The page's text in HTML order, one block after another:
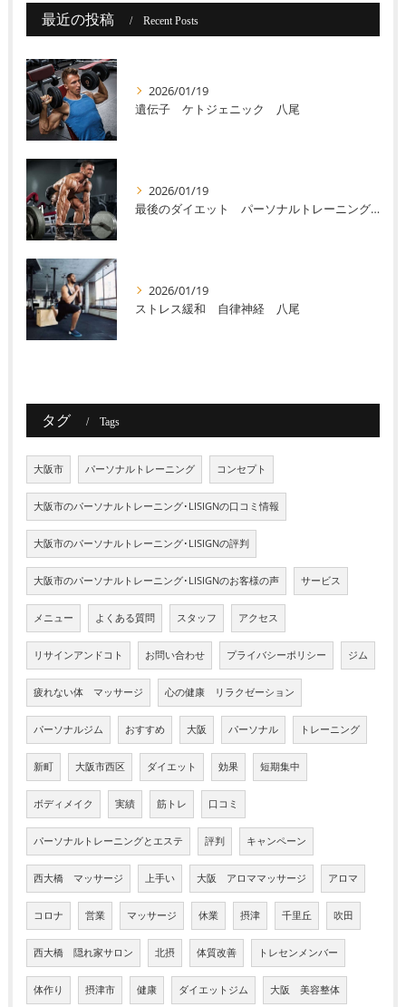
最近の投稿 Recent Posts
2026/01/19
遺伝子 ケトジェニック 八尾
2026/01/19
最後のダイエット パーソナルトレーニング 八尾
2026/01/19
ストレス緩和 自律神経 八尾
タグ Tags
大阪市 パーソナルトレーニング コンセプト
大阪市のパーソナルトレーニング･LISIGNの口コミ情報
大阪市のパーソナルトレーニング･LISIGNの評判
大阪市のパーソナルトレーニング･LISIGNのお客様の声 サービス
メニュー よくある質問 スタッフ アクセス
リサインアンドコト お問い合わせ プライバシーポリシー ジム
疲れない体 マッサージ 心の健康 リラクゼーション
パーソナルジム おすすめ 大阪 パーソナル トレーニング
新町 大阪市西区 ダイエット 効果 短期集中
ボディメイク 実績 筋トレ 口コミ
パーソナルトレーニングとエステ 評判 キャンペーン
西大橋 マッサージ 上手い 大阪 アロママッサージ アロマ
コロナ 営業 マッサージ 休業 摂津 千里丘 吹田
西大橋 隠れ家サロン 北摂 体質改善 トレセンメンバー
体作り 摂津市 健康 ダイエットジム 大阪 美容整体